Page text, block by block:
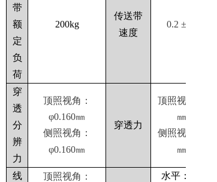
服务支持
ꁕ 产品租赁
关于海智
ꁕ 公司简介
ꁕ 荣誉资质
联系我们
带
额
定
负
荷
200kg
传送带
速度
0.2 ±0.02m/s
穿
透
分
辨
力
顶照视角：
φ0.160㎜
侧照视角：
φ0.160㎜
穿透力
顶照视角：＞
㎜钢板
侧照视角：＞
㎜钢板
线
顶照视角：
水平：直径